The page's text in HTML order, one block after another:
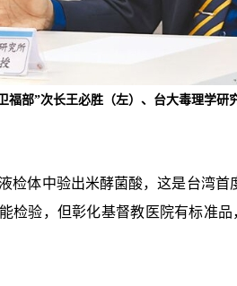
部”次长王必胜（左）、台大毒理学研
检体中验出米酵菌酸，这是台湾首
验，但彰化基督教医院有标准品